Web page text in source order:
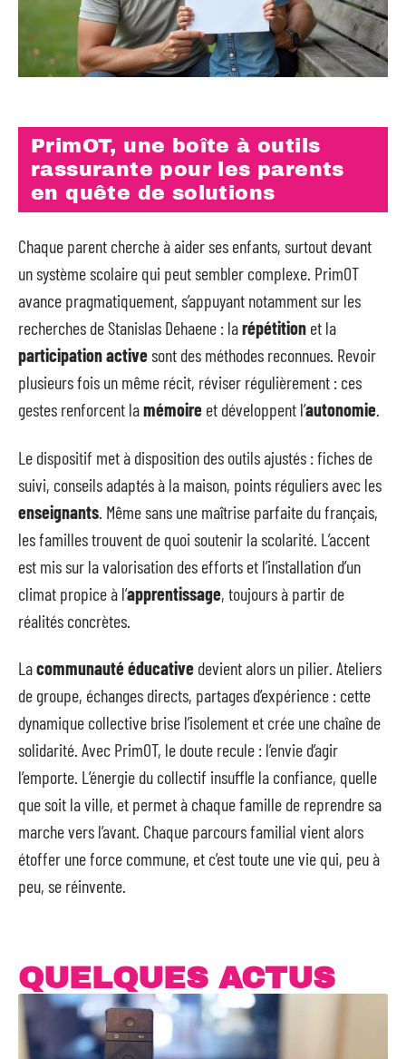
PrimOT, une boîte à outils
rassurante pour les parents
en quête de solutions
Chaque parent cherche à aider ses enfants, surtout devant
un système scolaire qui peut sembler complexe. PrimOT
avance pragmatiquement, s’appuyant notamment sur les
recherches de Stanislas Dehaene : larépétition et la
participation activesont des méthodes reconnues. Revoir
plusieurs fois un même récit, réviser régulièrement : ces
gestes renforcent lamémoire et développent l’autonomie.
Le dispositif met à disposition des outils ajustés : fiches de
suivi, conseils adaptés à la maison, points réguliers avec les
enseignants . Même sans une maîtrise parfaite du français,
les familles trouvent de quoi soutenir la scolarité. L’accent
est mis sur la valorisation des efforts et l’installation d’un
climat propice à l’apprentissage, toujours à partir de
réalités concrètes.
Lacommunauté éducative devient alors un pilier. Ateliers
de groupe, échanges directs, partages d’expérience : cette
dynamique collective brise l’isolement et crée une chaîne de
solidarité. Avec PrimOT, le doute recule : l’envie d’agir
l’emporte. L’énergie du collectif insuffle la confiance, quelle
que soit la ville, et permet à chaque famille de reprendre sa
marche vers l’avant. Chaque parcours familial vient alors
étoffer une force commune, et c’est toute une vie qui, peu à
peu, se réinvente.
QUELQUES ACTUS